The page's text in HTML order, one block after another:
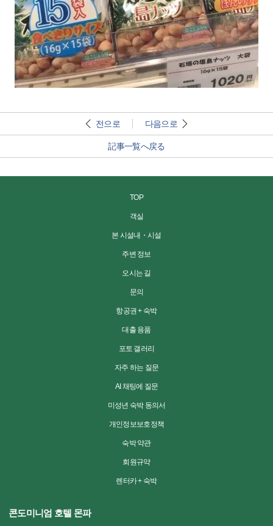
전으로 다음으로
記事一覧へ戻る
TOP
객실
본 시설내・시설
주변 정보
오시는 길
문의
항공권 + 숙박
대출 용품
포토 갤러리
자주 하는 질문
AI 채팅에 질문
미성년 숙박 동의서
개인정보보호정책
숙박 약관
회원규약
렌터카 + 숙박
콘도미니엄 호텔 몬파